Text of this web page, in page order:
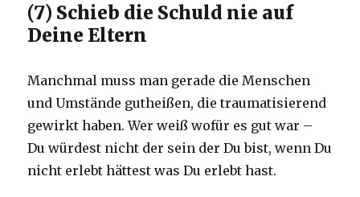
(7) Schieb die Schuld nie auf
Deine Eltern
Manchmal muss man gerade die Menschen
und Umstände gutheißen, die traumatisierend
gewirkt haben. Wer weiß wofür es gut war –
Du würdest nicht der sein der Du bist, wenn Du
nicht erlebt hättest was Du erlebt hast.